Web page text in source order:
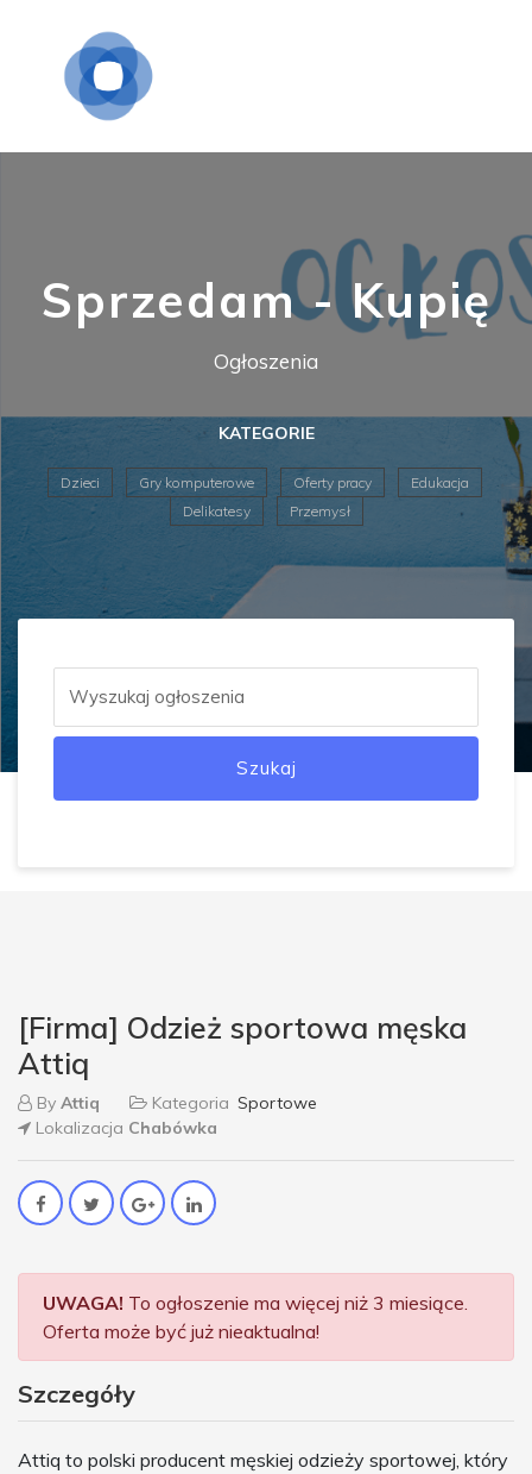
Sprzedam - Kupię
Ogłoszenia
KATEGORIE
Dzieci Gry komputerowe Oferty pracy
Edukacja
Delikatesy
Przemysł
Szukaj
[Firma] Odzież sportowa męska
Attiq
By Attiq Kategoria Sportowe
Lokalizacja Chabówka
UWAGA! To ogłoszenie ma więcej niż 3 miesiące.
Oferta może być już nieaktualna!
Szczegóły
Attiq to polski producent męskiej odzieży sportowej, który